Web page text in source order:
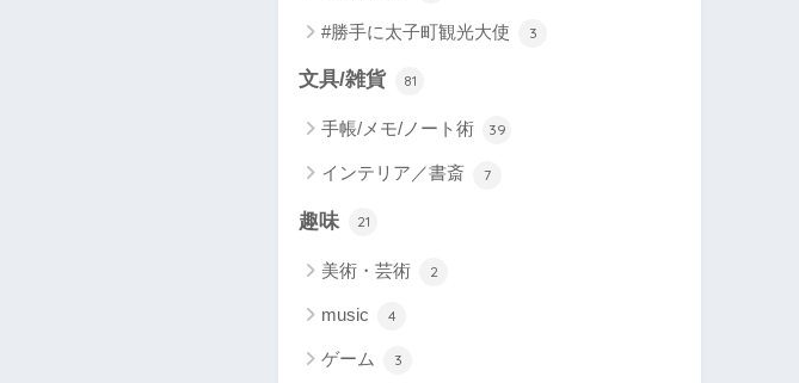
#勝手に太子町観光大使 3
文具/雑貨 81
手帳/メモ/ノート術 39
インテリア／書斎 7
趣味 21
美術・芸術 2
music 4
ゲーム 3